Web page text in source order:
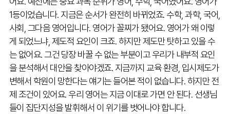
1등이었습니다. 지금은 순서가 완전히 바뀌었죠. 수학, 과학, 국어,
사회, 그다음 영어입니다. 영어가 꼴찌가 됐어요. 영어가 왜 이렇
게 되었느냐, 제도적 요인이 크죠. 하지만 제도만 탓하고 있을 수
는 없어요. 그건 당장 바꿀 수 없는 부분이고 우리가 내부적 요인
을 분석해서 대안을 찾아야겠죠. 지금까지 교육 환경, 입시제도가
변해서 학원이 망한다는 얘기는 들어본 적이 없습니다. 하지만 전
제 조건이 있어요. 우리 영어는 지금 이대로 가면 안 된다. 선생님
들이 집단지성을 발휘해서 이 위기를 벗어나야 합니다.